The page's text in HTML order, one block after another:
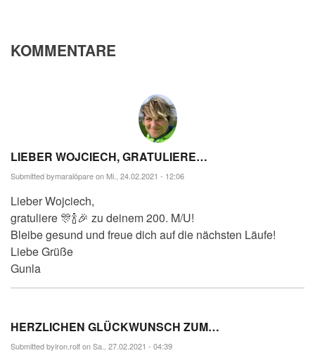
KOMMENTARE
LIEBER WOJCIECH, GRATULIERE…
Submitted bymaralöpareon Mi., 24.02.2021 - 12:06
Lieber Wojciech,
gratuliere 🎊🍾🎉 zu deinem 200. M/U!
Bleibe gesund und freue dich auf die nächsten Läufe!
Liebe Grüße
Gunla
HERZLICHEN GLÜCKWUNSCH ZUM…
Submitted byiron.rolfon Sa., 27.02.2021 - 04:39